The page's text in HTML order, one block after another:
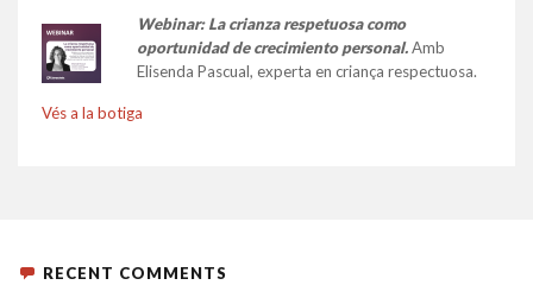
Webinar: La crianza respetuosa como
oportunidad de crecimiento personal.Amb
Elisenda Pascual, experta en criança respectuosa.
Vés a la botiga
RECENT COMMENTS